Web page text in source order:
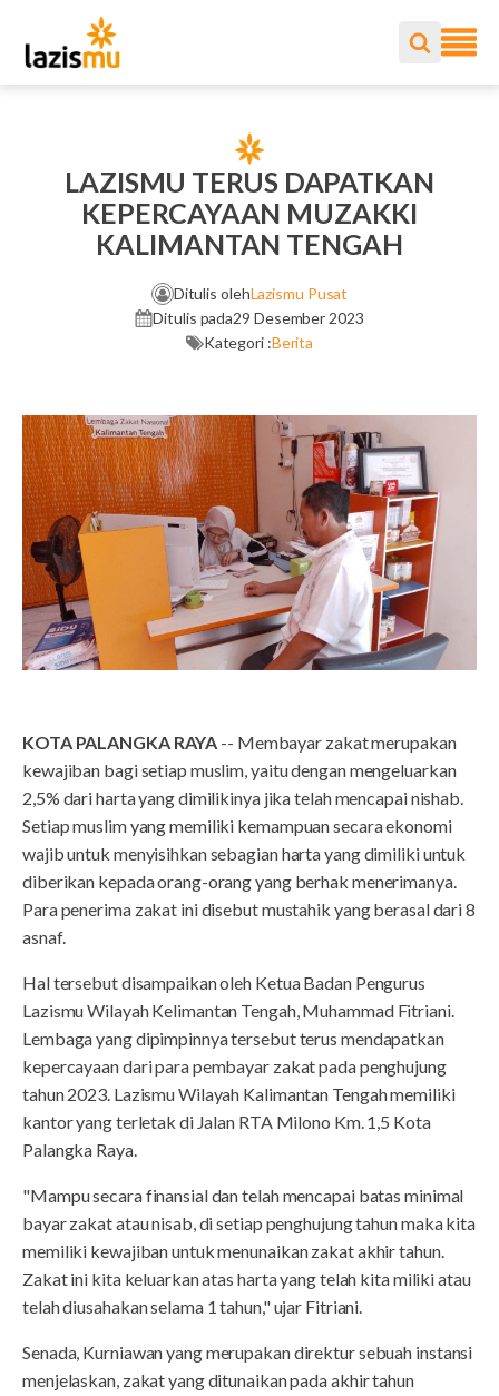
LAZISMU TERUS DAPATKAN
KEPERCAYAAN MUZAKKI
KALIMANTAN TENGAH
Ditulis olehLazismu Pusat
Ditulis pada29 Desember 2023
Kategori :Berita
KOTA PALANGKA RAYA -- Membayar zakat merupakan
kewajiban bagi setiap muslim, yaitu dengan mengeluarkan
2,5% dari harta yang dimilikinya jika telah mencapai nishab.
Setiap muslim yang memiliki kemampuan secara ekonomi
wajib untuk menyisihkan sebagian harta yang dimiliki untuk
diberikan kepada orang-orang yang berhak menerimanya.
Para penerima zakat ini disebut mustahik yang berasal dari 8
asnaf.
Hal tersebut disampaikan oleh Ketua Badan Pengurus
Lazismu Wilayah Kelimantan Tengah, Muhammad Fitriani.
Lembaga yang dipimpinnya tersebut terus mendapatkan
kepercayaan dari para pembayar zakat pada penghujung
tahun 2023. Lazismu Wilayah Kalimantan Tengah memiliki
kantor yang terletak di Jalan RTA Milono Km. 1,5 Kota
Palangka Raya.
"Mampu secara finansial dan telah mencapai batas minimal
bayar zakat atau nisab, di setiap penghujung tahun maka kita
memiliki kewajiban untuk menunaikan zakat akhir tahun.
Zakat ini kita keluarkan atas harta yang telah kita miliki atau
telah diusahakan selama 1 tahun," ujar Fitriani.
Senada, Kurniawan yang merupakan direktur sebuah instansi
menjelaskan, zakat yang ditunaikan pada akhir tahun